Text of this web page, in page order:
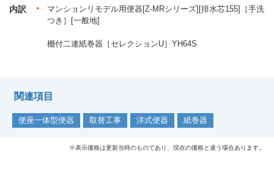
内訳
マンションリモデル用便器[Z-MRシリーズ][排水芯155]［手洗
つき］[一般地]
棚付二連紙巻器［セレクションU］YH64S
関連項目
便座一体型便器 取替工事 洋式便器 紙巻器
※表示価格は更新当時のものであり、現在の価格と違う場合あります。